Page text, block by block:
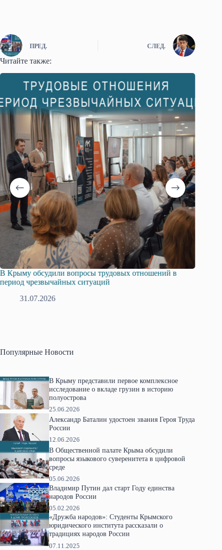
ПРЕД. СЛЕД.
Читайте также:
Русская община Крыма и Федерация независимых
профсоюзов Крыма укрепляют сотрудничество
28.07.2026
Популярные Новости
В Крыму представили первое комплексное
исследование о вкладе грузин в историю
полуострова
25.06.2026
Александр Баталин удостоен звания Героя Труда
России
12.06.2026
В Общественной палате Крыма обсудили
вопросы языкового суверенитета в цифровой
среде
05.06.2026
Владимир Путин дал старт Году единства
народов России
05.02.2026
«Дружба народов»: Студенты Крымского
юридического института рассказали о
традициях народов России
07.11.2025